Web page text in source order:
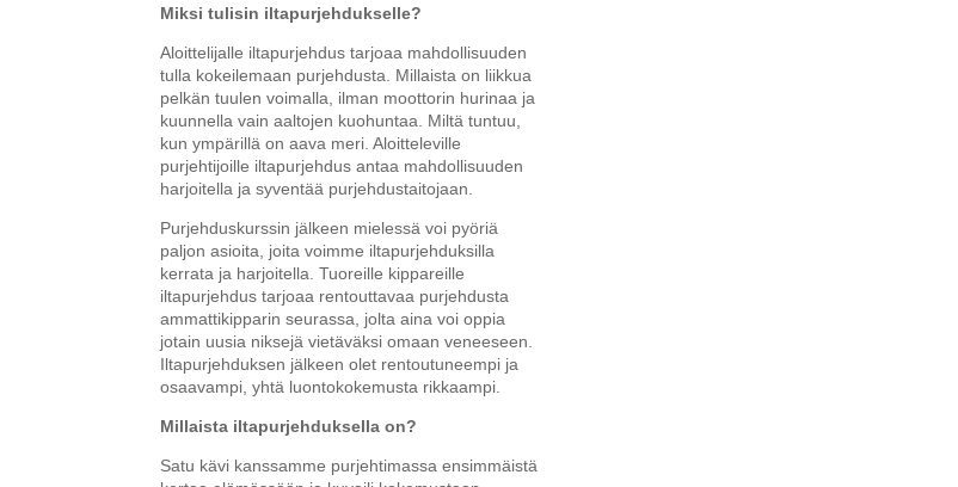
Miksi tulisin iltapurjehdukselle?
Aloittelijalle iltapurjehdus tarjoaa mahdollisuuden
tulla kokeilemaan purjehdusta. Millaista on liikkua
pelkän tuulen voimalla, ilman moottorin hurinaa ja
kuunnella vain aaltojen kuohuntaa. Miltä tuntuu,
kun ympärillä on aava meri. Aloitteleville
purjehtijoille iltapurjehdus antaa mahdollisuuden
harjoitella ja syventää purjehdustaitojaan.
Purjehduskurssin jälkeen mielessä voi pyöriä
paljon asioita, joita voimme iltapurjehduksilla
kerrata ja harjoitella. Tuoreille kippareille
iltapurjehdus tarjoaa rentouttavaa purjehdusta
ammattikipparin seurassa, jolta aina voi oppia
jotain uusia niksejä vietäväksi omaan veneeseen.
Iltapurjehduksen jälkeen olet rentoutuneempi ja
osaavampi, yhtä luontokokemusta rikkaampi.
Millaista iltapurjehduksella on?
Satu kävi kanssamme purjehtimassa ensimmäistä